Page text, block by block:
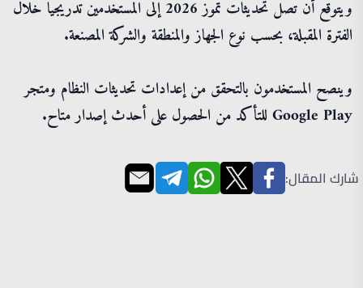
ويُتوقع أن تصل تحديثات تموز 2026 إلى المستخدمين تدريجياً خلال
الفترة المقبلة، بحسب نوع الجهاز والمنطقة والشركة المصنعة.
وينصح المستخدمون بالتحقق من إعدادات تحديثات النظام ومتجر
Google Play للتأكد من الحصول على أحدث إصدار متاح.
شارك المقال: